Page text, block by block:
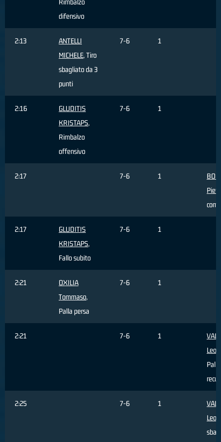
difensivo
2:13
ANTELLI
MICHELE, Tiro
sbagliato da 3
punti
7-6 1
2:16
GLUDITIS
KRISTAPS,
Rimbalzo
offensivo
7-6 1
2:17 7-6 1
2:17
GLUDITIS
KRISTAPS,
Fallo subito
7-6 1
2:21
OXILIA
Tommaso,
Palla persa
7-6 1
2:21 7-6 1
Palla
2:25 7-6 1